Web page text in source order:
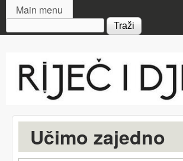
MAIN MENU
Main menu
Search form
i djelo
Učimo zajedno